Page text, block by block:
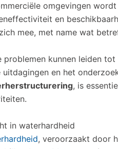
omgevingen
en
mee, met name wat
problemen kunnen leiden
uitdagingen en het
, is
in waterhardheid
, veroorzaakt door